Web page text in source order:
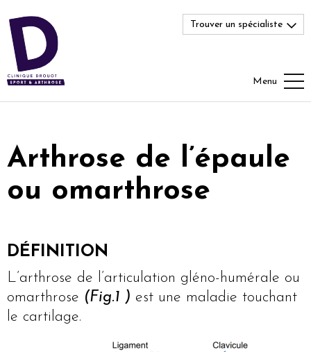
Trouver un spécialiste
Menu
Arthrose de l’épaule
ou omarthrose
DÉFINITION
L’arthrose de l’articulation gléno-humérale ou
omarthrose (Fig.1 ) est une maladie touchant
le cartilage.